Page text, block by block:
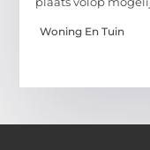
Woning En Tuin